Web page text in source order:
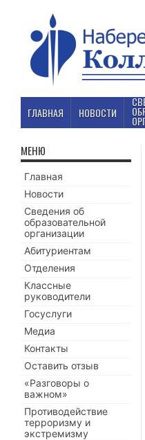
ГЛАВНАЯ НОВОСТИ
МЕНЮ
Главная
Новости
Сведения об
образовательной
организации
Абитуриентам
Отделения
Классные
руководители
Госуслуги
Медиа
Контакты
Оставить отзыв
«Разговоры о
важном»
Противодействие
терроризму и
экстремизму